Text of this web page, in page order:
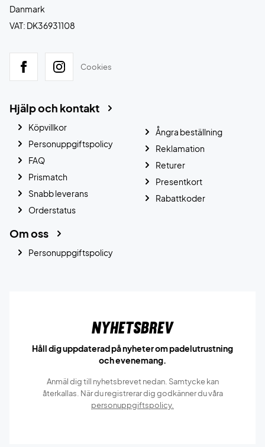
Danmark
VAT: DK36931108
Cookies
Hjälp och kontakt
Köpvillkor
Personuppgiftspolicy
FAQ
Prismatch
Snabb leverans
Orderstatus
Ångra beställning
Reklamation
Returer
Presentkort
Rabattkoder
Om oss
Personuppgiftspolicy
Nyhetsbrev
Håll dig uppdaterad på nyheter om padelutrustning
och evenemang.
Anmäl dig till nyhetsbrevet nedan. Samtycke kan
återkallas. När du registrerar dig godkänner du våra
personuppgiftspolicy.